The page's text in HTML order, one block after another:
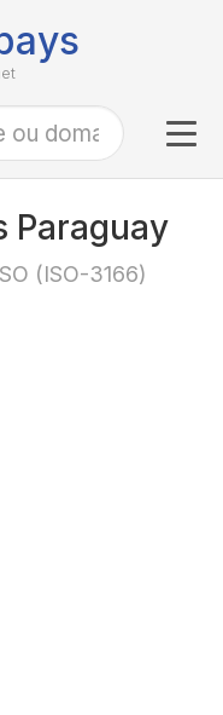
Paraguay
(ISO-3166)